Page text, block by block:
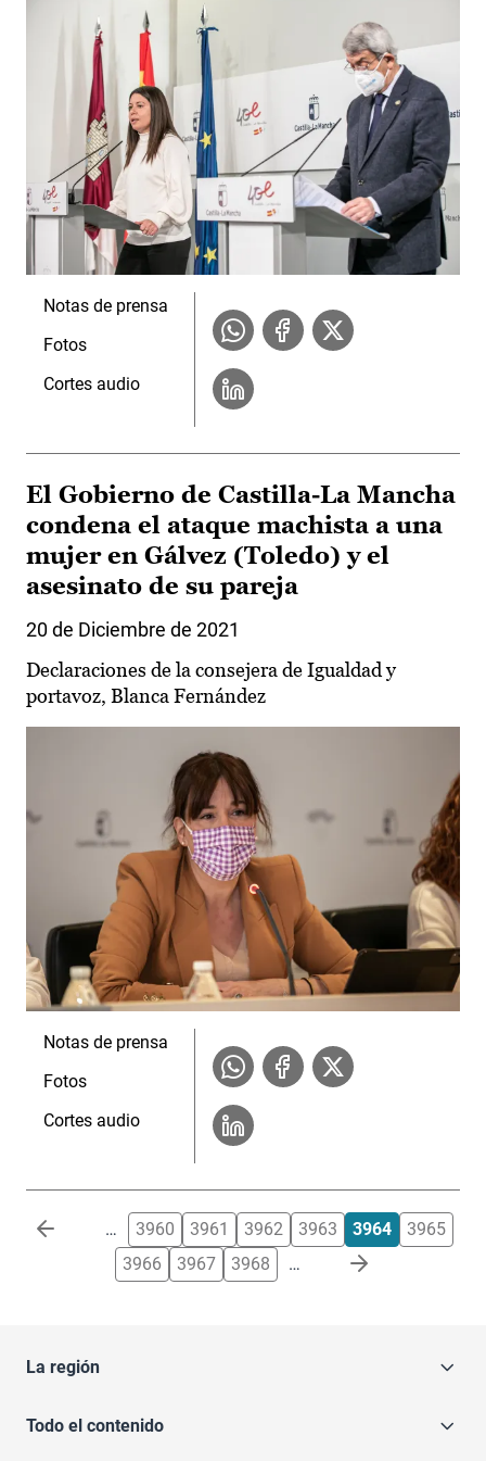
Notas de prensa
Fotos
Cortes audio
El Gobierno de Castilla-La Mancha
condena el ataque machista a una
mujer en Gálvez (Toledo) y el
asesinato de su pareja
20 de Diciembre de 2021
Declaraciones de la consejera de Igualdad y
portavoz, Blanca Fernández
Notas de prensa
Fotos
Cortes audio
Paginación … 3960 3961 3962 3963 3964
3965
3966
3967 3968 …
La región
Todo el contenido